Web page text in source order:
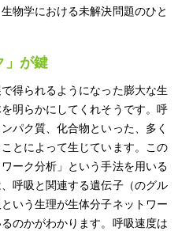
物学における未解決問題のひと
」が鍵
得られるようになった膨大な生
明らかにしてくれそうです。呼
パク質、化合物といった、多く
とによって生じています。この
ーク分析」という手法を用いる
呼吸と関連する遺伝子（のグル
いう生理が生体分子ネットワー
のかがわかります。呼吸速度は